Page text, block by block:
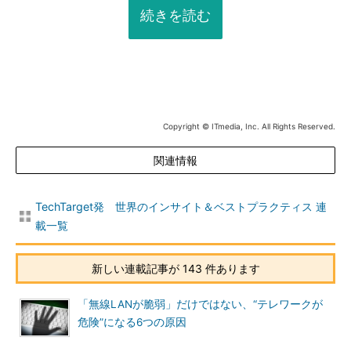
続きを読む
Copyright © ITmedia, Inc. All Rights Reserved.
関連情報
TechTarget発 世界のインサイト＆ベストプラクティス 連
載一覧
新しい連載記事が 143 件あります
「無線LANが脆弱」だけではない、“テレワークが
危険”になる6つの原因